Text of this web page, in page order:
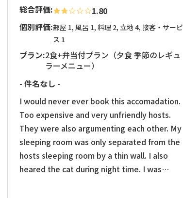
総合評価:
1.80
個別評価:部屋 1, 風呂 1, 料理 2, 立地 4, 接客・サービ
ス 1
プラン:2食+弁当付プラン（夕食 季節のレギュ
ラーメニュー）
- 件名なし -
I would never ever book this accomadation.
Too expensive and very unfriendly hosts.
They were also argumenting each other. My
sleeping room was only separated from the
hosts sleeping room by a thin wall. I also
heared the cat during night time. I was